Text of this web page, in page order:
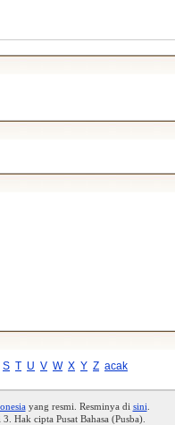
S T U V W X Y Z acak
yang resmi. Resminya di sini
Hak cipta Pusat Bahasa (Pusba).